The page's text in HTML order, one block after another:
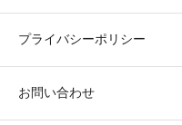
プライバシーポリシー
お問い合わせ